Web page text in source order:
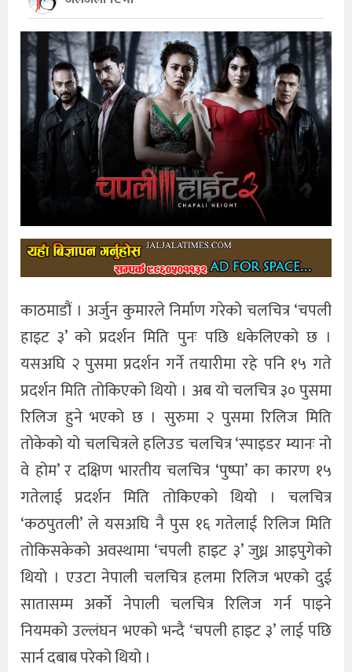
खेलकुद
अन्तर्राष्ट्रिय
थप
काठमाडौं । अर्जुन कुमारले निर्माण गरेको चलचित्र ‘चपली
हाइट ३’ को प्रदर्शन मिति पुनः पछि धकेलिएको छ ।
यसअघि २ पुसमा प्रदर्शन गर्ने तयारीमा रहे पनि १५ गते
प्रदर्शन मिति तोकिएको थियो । अब यो चलचित्र ३० पुसमा
रिलिज हुने भएको छ । सुरुमा २ पुसमा रिलिज मिति
तोकेको यो चलचित्रले हलिउड चलचित्र ‘स्पाइडर म्यानः नो
वे होम’ र दक्षिण भारतीय चलचित्र ‘पुष्पा’ का कारण १५
गतेलाई प्रदर्शन मिति तोकिएको थियो । चलचित्र
‘कठपुतली’ ले यसअघि नै पुस १६ गतेलाई रिलिज मिति
तोकिसकेको अवस्थामा ‘चपली हाइट ३’ जुध्न आइपुगेको
थियो । एउटा नेपाली चलचित्र हलमा रिलिज भएको दुई
सातासम्म अर्को नेपाली चलचित्र रिलिज गर्न पाइने
नियमको उल्लंघन भएको भन्दै ‘चपली हाइट ३’ लाई पछि
सार्न दबाब परेको थियो ।